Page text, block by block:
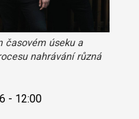
časovém úseku a
nahrávání různá
- 12:00